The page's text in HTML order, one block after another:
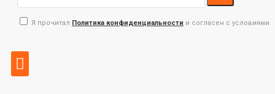
Я прочитал Политика конфиденциальности и согласен с условиями